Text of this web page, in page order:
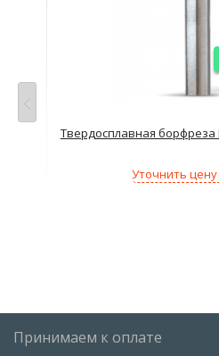
Твердосплавная борфреза
Уточнить цену
Принимаем к оплате